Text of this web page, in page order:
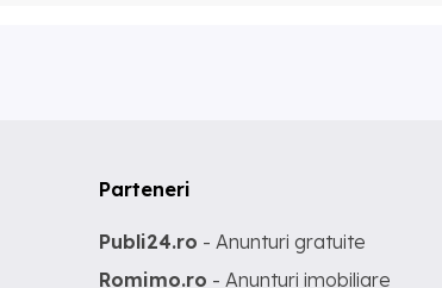
Parteneri
Publi24.ro - Anunturi gratuite
Romimo.ro - Anunturi imobiliare